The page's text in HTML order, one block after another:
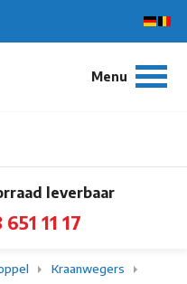
leverbaar
11 17
Kraanwegers